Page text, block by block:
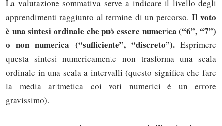
La valutazione sommativa serve a indicare il livello degli
apprendimenti raggiunto al termine di un percorso. Il voto
è una sintesi ordinale che può essere numerica (“6”, “7”)
o non numerica (“sufficiente”, “discreto”).Esprimere
questa sintesi numericamente non trasforma una scala
ordinale in una scala a intervalli (questo significa che fare
la media aritmetica coi voti numerici è un errore
gravissimo).